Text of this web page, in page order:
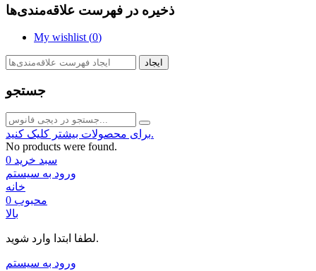
ذخیره در فهرست علاقه‌مندی‌ها
My wishlist (0)
ایجاد
جستجو
برای محصولات بیشتر کلیک کنید.
No products were found.
سبد خرید 0
ورود به سیستم
خانه
محبوب 0
بالا
لطفا ابتدا وارد شوید.
ورود به سیستم